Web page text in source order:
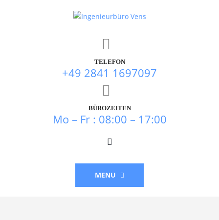
TELEFON
+49 2841 1697097
BÜROZEITEN
Mo – Fr : 08:00 – 17:00
MENU